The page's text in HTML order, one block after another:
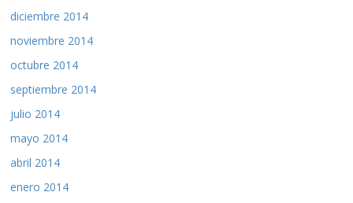
diciembre 2014
noviembre 2014
octubre 2014
septiembre 2014
julio 2014
mayo 2014
abril 2014
enero 2014